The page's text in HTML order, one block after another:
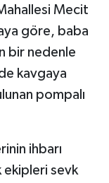
Mecit
göre, baba
bir nedenle
kavgaya
pompalı
ihbarı
ekipleri sevk